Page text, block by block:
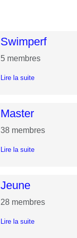
Swimperf
5membres
Lire la suite
Master
38membres
Lire la suite
Jeune
28membres
Lire la suite